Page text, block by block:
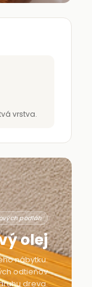
vrstva.
podláh
olej
nábytku.
odtieňov
dreva.